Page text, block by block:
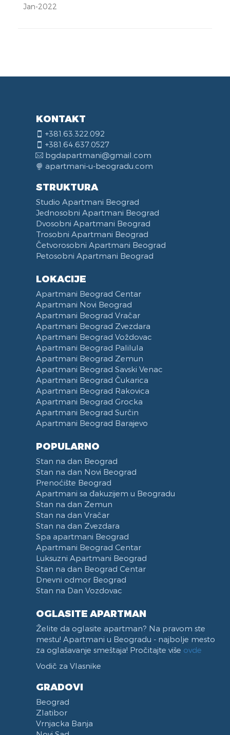
Jan-2022
KONTAKT
+381.63.322.092
+381.64.637.0527
bgdapartmani@gmail.com
apartmani-u-beogradu.com
STRUKTURA
Studio Apartmani Beograd
Jednosobni Apartmani Beograd
Dvosobni Apartmani Beograd
Trosobni Apartmani Beograd
Četvorosobni Apartmani Beograd
Petosobni Apartmani Beograd
LOKACIJE
Apartmani Beograd Centar
Apartmani Novi Beograd
Apartmani Beograd Vračar
Apartmani Beograd Zvezdara
Apartmani Beograd Voždovac
Apartmani Beograd Palilula
Apartmani Beograd Zemun
Apartmani Beograd Savski Venac
Apartmani Beograd Čukarica
Apartmani Beograd Rakovica
Apartmani Beograd Grocka
Apartmani Beograd Surčin
Apartmani Beograd Barajevo
POPULARNO
Stan na dan Beograd
Stan na dan Novi Beograd
Prenoćište Beograd
Apartmani sa đakuzijem u Beogradu
Stan na dan Zemun
Stan na dan Vračar
Stan na dan Zvezdara
Spa apartmani Beograd
Apartmani Beograd Centar
Luksuzni Apartmani Beograd
Stan na dan Beograd Centar
Dnevni odmor Beograd
Stan na Dan Vozdovac
OGLASITE APARTMAN
Želite da oglasite apartman? Na pravom ste
mestu! Apartmani u Beogradu - najbolje mesto
za oglašavanje smeštaja! Pročitajte više ovde
Vodič za Vlasnike
GRADOVI
Beograd
Zlatibor
Vrnjacka Banja